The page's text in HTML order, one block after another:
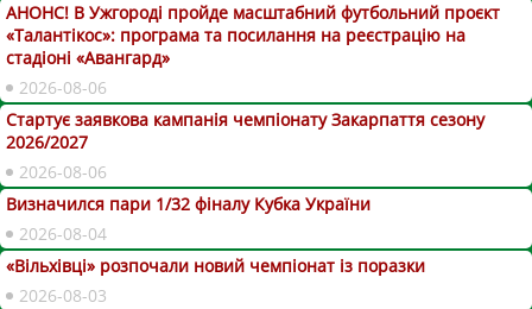
АНОНС! В Ужгороді пройде масштабний футбольний проєкт
«Талантікос»: програма та посилання на реєстрацію на
стадіоні «Авангард»
2026-08-06
Стартує заявкова кампанія чемпіонату Закарпаття сезону
2026/2027
2026-08-06
Визначился пари 1/32 фіналу Кубка України
2026-08-04
«Вільхівці» розпочали новий чемпіонат із поразки
2026-08-03